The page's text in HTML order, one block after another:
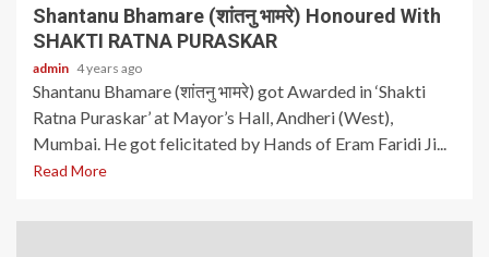
Shantanu Bhamare (शांतनु भामरे) Honoured With
SHAKTI RATNA PURASKAR
admin 4 years ago
Shantanu Bhamare (शांतनु भामरे) got Awarded in ‘Shakti
Ratna Puraskar’ at Mayor’s Hall, Andheri (West),
Mumbai. He got felicitated by Hands of Eram Faridi Ji...
Read More